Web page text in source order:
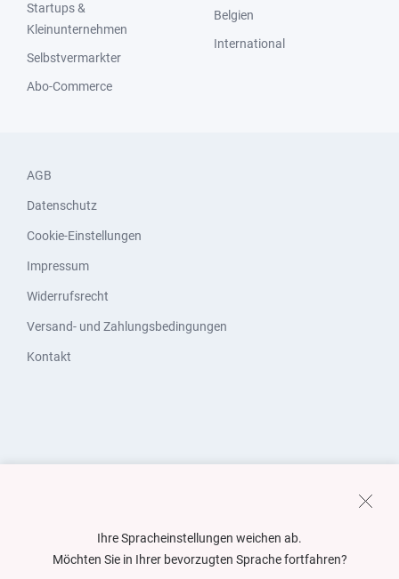
Startups &
Kleinunternehmen
Selbstvermarkter
Abo-Commerce
Belgien
International
AGB
Datenschutz
Cookie-Einstellungen
Impressum
Widerrufsrecht
Versand- und Zahlungsbedingungen
Kontakt
Ihre Spracheinstellungen weichen ab.
Möchten Sie in Ihrer bevorzugten Sprache fortfahren?